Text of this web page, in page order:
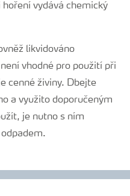
hoření vydává chemický
likvidováno
vhodné pro použití při
cenné živiny. Dbejte
a využito doporučeným
je nutno s ním